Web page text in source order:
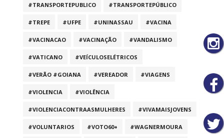
#TRANSPORTEPUBLICO #TRANSPORTEPÚBLICO
#TREPE #UFPE #UNINASSAU #VACINA
#VACINACAO #VACINAÇÃO #VANDALISMO
#VATICANO #VEÍCULOSELÉTRICOS
#VERÃO #GOIANA #VEREADOR #VIAGENS
#VIOLENCIA #VIOLÊNCIA
#VIOLENCIACONTRAASMULHERES #VIVAMAISJOVENS
#VOLUNTARIOS #VOTO60+ #WAGNERMOURA